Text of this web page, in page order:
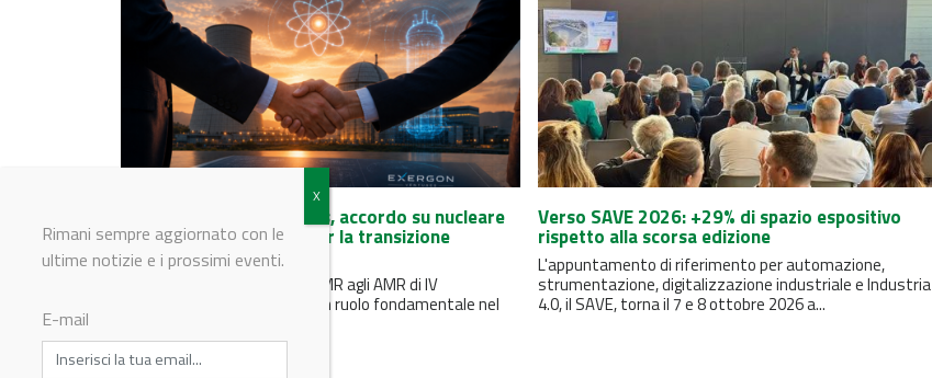
ENEA e Exergon Ventures, accordo su nucleare
avanzato e tecnologie per la transizione
energetica
Il nucleare avanzato - dagli SMR agli AMR di IV
generazione - può svolgere un ruolo fondamentale nel
Verso SAVE 2026: +29% di spazio espositivo
rispetto alla scorsa edizione
L'appuntamento di riferimento per automazione,
strumentazione, digitalizzazione industriale e Industria
4.0, il SAVE, torna il 7 e 8 ottobre 2026 a...
Rimani sempre aggiornato con le
ultime notizie e i prossimi eventi.
E-mail